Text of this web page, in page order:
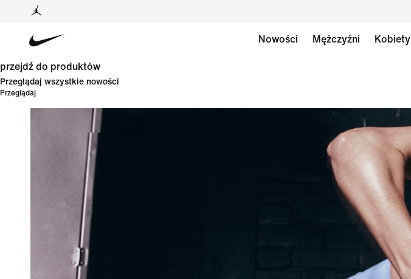
Nowości Mężczyźni Kobiety
przejdź do produktów
Przeglądaj wszystkie nowości
Przeglądaj